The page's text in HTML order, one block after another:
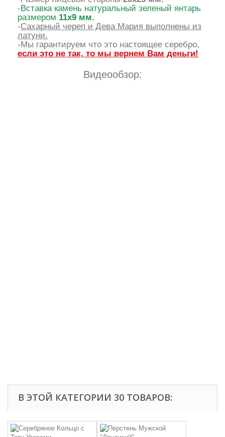
-Вставка камень натуральный зеленый янтарь
размером 11х9 мм.
-Сахарный череп и Дева Мария выполнены из
латуни.
-Мы гарантируем что это настоящее серебро,
если это не так, то мы вернем Вам деньги!
Видеообзор:
В ЭТОЙ КАТЕГОРИИ 30 ТОВАРОВ: